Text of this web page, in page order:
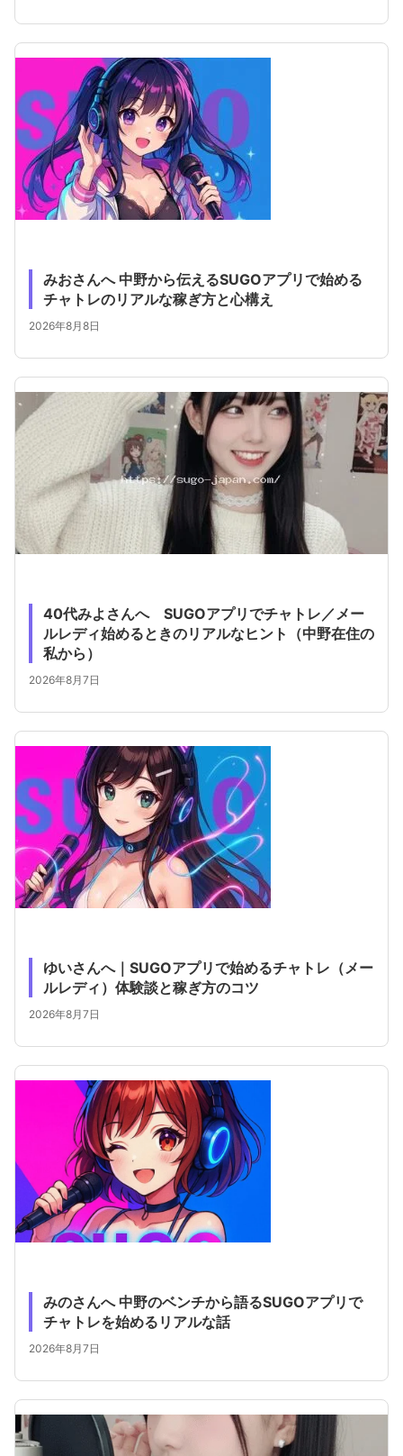
みおさんへ 中野から伝えるSUGOアプリで始める
チャトレのリアルな稼ぎ方と心構え
2026年8月8日
40代みよさんへ SUGOアプリでチャトレ／メー
ルレディ始めるときのリアルなヒント（中野在住の
私から）
2026年8月7日
ゆいさんへ｜SUGOアプリで始めるチャトレ（メー
ルレディ）体験談と稼ぎ方のコツ
2026年8月7日
みのさんへ 中野のベンチから語るSUGOアプリで
チャトレを始めるリアルな話
2026年8月7日